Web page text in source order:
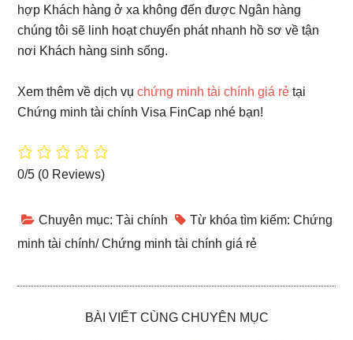
hợp Khách hàng ở xa không đến được Ngân hàng
chúng tôi sẽ linh hoạt chuyển phát nhanh hồ sơ về tận
nơi Khách hàng sinh sống.
Xem thêm về dịch vụchứng minh tài chính giá rẻ tại
Chứng minh tài chính Visa FinCap nhé bạn!
0/5 (0 Reviews)
Chuyên mục:Tài chính Từ khóa tìm kiếm:Chứng
minh tài chính/Chứng minh tài chính giá rẻ
BÀI VIẾT CÙNG CHUYÊN MỤC